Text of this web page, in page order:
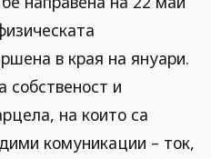
в края на януари.
собственост и
на които са
комуникации – ток,